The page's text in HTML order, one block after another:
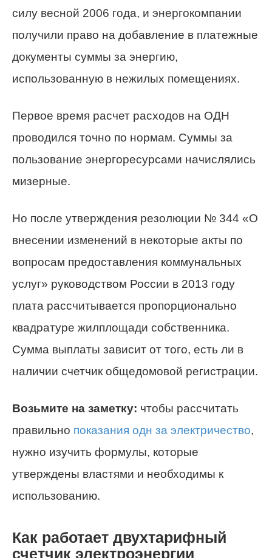
силу весной 2006 года, и энергокомпании
получили право на добавление в платежные
документы суммы за энергию,
использованную в нежилых помещениях.
Первое время расчет расходов на ОДН
проводился точно по нормам. Суммы за
пользование энергоресурсами начислялись
мизерные.
Но после утверждения резолюции № 344 «О
внесении изменений в некоторые акты по
вопросам предоставления коммунальных
услуг» руководством России в 2013 году
плата рассчитывается пропорционально
квадратуре жилплощади собственника.
Сумма выплаты зависит от того, есть ли в
наличии счетчик общедомовой регистрации.
Возьмите на заметку: чтобы рассчитать
правильно показания одн за электричество,
нужно изучить формулы, которые
утверждены властями и необходимы к
использованию.
Как работает двухтарифный
счетчик электроэнергии